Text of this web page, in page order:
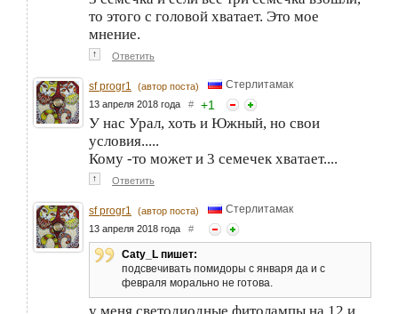
то этого с головой хватает. Это мое
мнение.
↑ Ответить
sf progr1 (автор поста) Стерлитамак
13 апреля 2018 года # +1
У нас Урал, хоть и Южный, но свои
условия.....
Кому -то может и 3 семечек хватает....
↑ Ответить
sf progr1 (автор поста) Стерлитамак
13 апреля 2018 года #
Caty_L пишет:
подсвечивать помидоры с января да и с
февраля морально не готова.